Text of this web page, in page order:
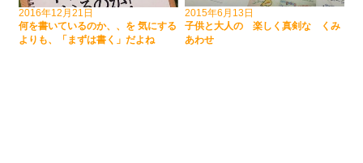
2016年12月21日
何を書いているのか、、を 気にする
よりも、「まずは書く」だよね
2015年6月13日
子供と大人の 楽しく真剣な くみ
あわせ